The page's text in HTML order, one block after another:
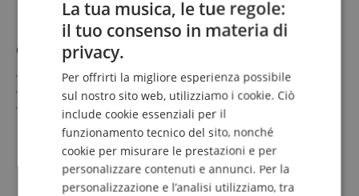
Ortega R121SNOC Ocean Blue
Family Series
Top: Abete
Fondo e fasce: Mogano
Manico/tastiera: Sonokelin / Mogano
Colore e finitura: Ocean Blue, lucido
Larghezza capotasto: 48 mm
mostra di più
255,00 €
IVA.incl. +spedizione (IT)
ENGLISH
ITALIAN
SPANISH
La tua musica, le tue regole:
il tuo consenso in materia di
privacy.
Per offrirti la migliore esperienza possibile
sul nostro sito web, utilizziamo i cookie. Ciò
include cookie essenziali per il
funzionamento tecnico del sito, nonché
cookie per misurare le prestazioni e per
personalizzare contenuti e annunci. Per la
personalizzazione e l’analisi utilizziamo, tra